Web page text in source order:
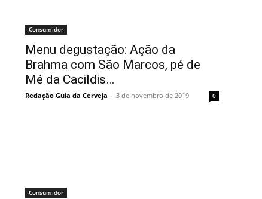
Consumidor
Menu degustação: Ação da
Brahma com São Marcos, pé de
Mé da Cacildis…
Redação Guia da Cerveja - 3 de novembro de 2019 0
Consumidor